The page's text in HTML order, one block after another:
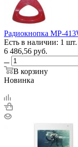
Радиокнопка MP-
Есть в наличии: 1 шт.
6 486,56 руб.
В корзину
Новинка